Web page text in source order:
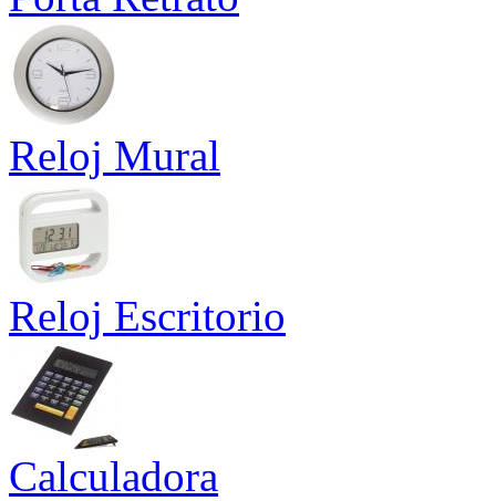
Reloj Mural
Reloj Escritorio
Calculadora